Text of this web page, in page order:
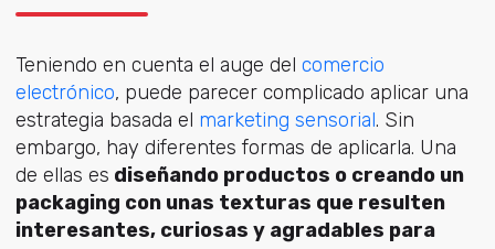
Teniendo en cuenta el auge del comercio
electrónico, puede parecer complicado aplicar una
estrategia basada el marketing sensorial. Sin
embargo, hay diferentes formas de aplicarla. Una
de ellas es diseñando productos o creando un
packaging con unas texturas que resulten
interesantes, curiosas y agradables para